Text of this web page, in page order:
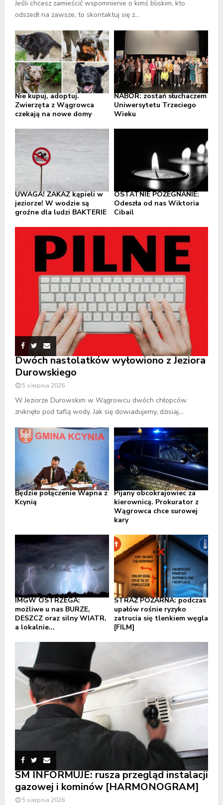
Jeśli chcesz zamieścić wspomnienie o kimś bliskim, kto
odszedł na zawsze, to skontaktuj się z...
Nie kupuj, adoptuj.
Zwierzęta z Wągrowca
czekają na nowe domy
NABÓR: zostań słuchaczem
Uniwersytetu Trzeciego
Wieku
UWAGA! ZAKAZ kąpieli w
jeziorze! W wodzie są
groźne dla ludzi BAKTERIE
OSTATNIE POŻEGNANIE:
Odeszła od nas Wiktoria
Cibail
Dwóch nastolatków wyłowiono z Jeziora
Durowskiego
5 sierpnia 2026
W Jeziorze Durowskim w Wągrowcu dwóch chłopców
zniknęło pod taflą wody. Jak się dowiadujemy, dzisiaj,...
Będzie połączenie Wapna z
Kcynią
Pijany obcokrajowiec za
kierownicą. Prokurator z
Wągrowca chce surowej
kary
IMGW OSTRZEGA:
możliwe u nas BURZE,
DESZCZ oraz silny WIATR,
a lokalnie...
STRAŻ POŻARNA: podczas
upałów rośnie ryzyko
zatrucia się tlenkiem węgla
[FILM]
SM INFORMUJE: rusza przegląd instalacji
gazowej i kominów [HARMONOGRAM]
5 sierpnia 2026